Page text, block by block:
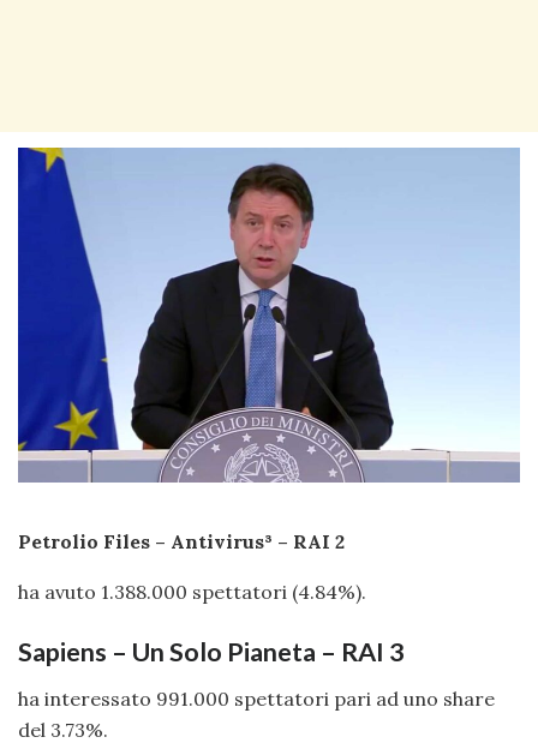
Petrolio Files – Antivirus³ – RAI 2
ha avuto 1.388.000 spettatori (4.84%).
Sapiens – Un Solo Pianeta – RAI 3
ha interessato 991.000 spettatori pari ad uno share
del 3.73%.